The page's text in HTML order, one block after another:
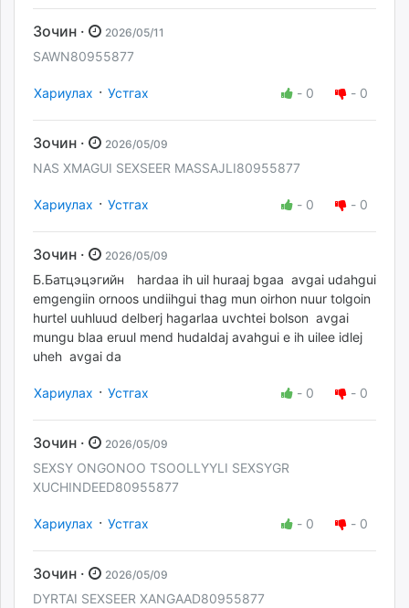
Зочин · 2026/05/11
SAWN80955877
Хариулах · Устгах - 0 - 0
Зочин · 2026/05/09
NAS XMAGUI SEXSEER MASSAJLI80955877
Хариулах · Устгах - 0 - 0
Зочин · 2026/05/09
Б.Батцэцэгийн hardaa ih uil huraaj bgaa avgai udahgui
emgengiin ornoos undiihgui thag mun oirhon nuur tolgoin
hurtel uuhluud delberj hagarlaa uvchtei bolson avgai
mungu blaa eruul mend hudaldaj avahgui e ih uilee idlej
uheh avgai da
Хариулах · Устгах - 0 - 0
Зочин · 2026/05/09
SEXSY ONGONOO TSOOLLYYLI SEXSYGR
XUCHINDEED80955877
Хариулах · Устгах - 0 - 0
Зочин · 2026/05/09
DYRTAI SEXSEER XANGAAD80955877